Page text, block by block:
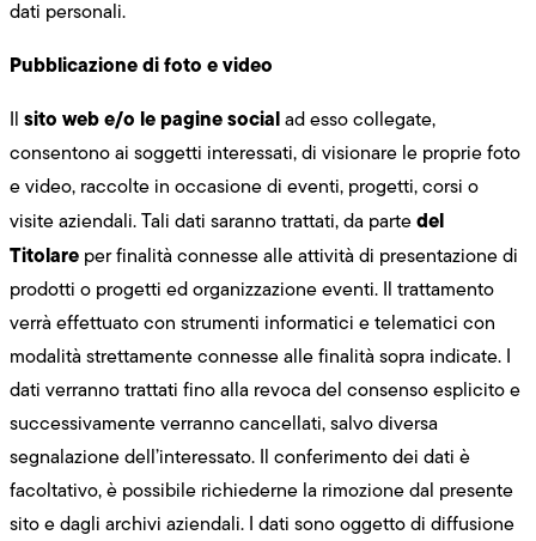
dati personali.
Pubblicazione di foto e video
Il sito web e/o le pagine socialad esso collegate,
consentono ai soggetti interessati, di visionare le proprie foto
e video, raccolte in occasione di eventi, progetti, corsi o
visite aziendali. Tali dati saranno trattati, da partedel
Titolare per finalità connesse alle attività di presentazione di
prodotti o progetti ed organizzazione eventi. Il trattamento
verrà effettuato con strumenti informatici e telematici con
modalità strettamente connesse alle finalità sopra indicate. I
dati verranno trattati fino alla revoca del consenso esplicito e
successivamente verranno cancellati, salvo diversa
segnalazione dell’interessato. Il conferimento dei dati è
facoltativo, è possibile richiederne la rimozione dal presente
sito e dagli archivi aziendali. I dati sono oggetto di diffusione